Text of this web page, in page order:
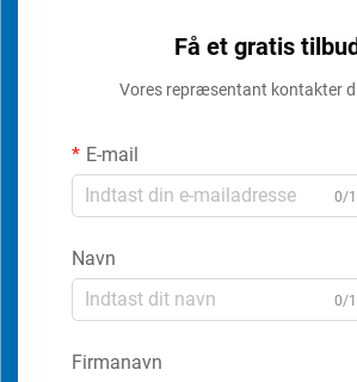
Få et gratis
Vores repræsentant kontakter
E-mail
0/
Navn
0/
Firmanavn